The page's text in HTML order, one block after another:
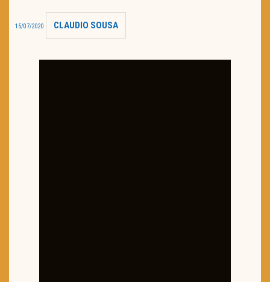
15/07/2020 CLAUDIO SOUSA